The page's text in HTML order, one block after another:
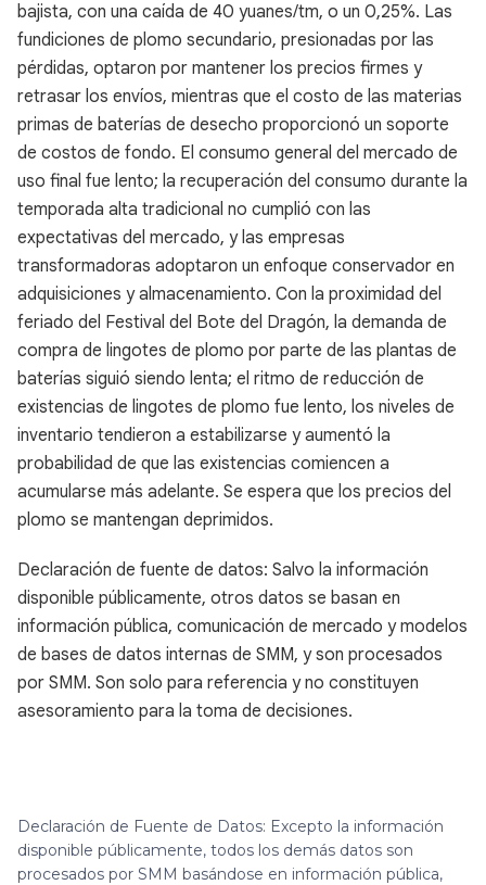
bajista, con una caída de 40 yuanes/tm, o un 0,25%. Las
fundiciones de plomo secundario, presionadas por las
pérdidas, optaron por mantener los precios firmes y
retrasar los envíos, mientras que el costo de las materias
primas de baterías de desecho proporcionó un soporte
de costos de fondo. El consumo general del mercado de
uso final fue lento; la recuperación del consumo durante la
temporada alta tradicional no cumplió con las
expectativas del mercado, y las empresas
transformadoras adoptaron un enfoque conservador en
adquisiciones y almacenamiento. Con la proximidad del
feriado del Festival del Bote del Dragón, la demanda de
compra de lingotes de plomo por parte de las plantas de
baterías siguió siendo lenta; el ritmo de reducción de
existencias de lingotes de plomo fue lento, los niveles de
inventario tendieron a estabilizarse y aumentó la
probabilidad de que las existencias comiencen a
acumularse más adelante. Se espera que los precios del
plomo se mantengan deprimidos.
Declaración de fuente de datos: Salvo la información
disponible públicamente, otros datos se basan en
información pública, comunicación de mercado y modelos
de bases de datos internas de SMM, y son procesados
por SMM. Son solo para referencia y no constituyen
asesoramiento para la toma de decisiones.
Declaración de Fuente de Datos: Excepto la información
disponible públicamente, todos los demás datos son
procesados por SMM basándose en información pública,